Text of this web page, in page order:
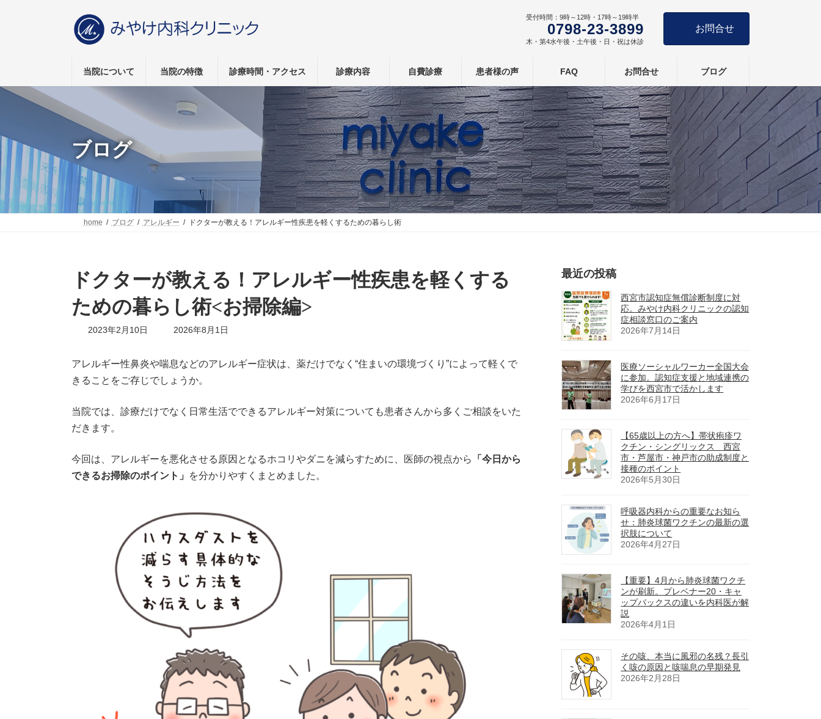
受付時間：9時～12時・17時～19時半
0798-23-3899
木・第4水午後・土午後・日・祝は休診
お問合せ
当院について 当院の特徴 診療時間・アクセス 診療内容 自費診療 患者様の声 FAQ お問合せ ブログ
ブログ
home ブログ アレルギー ドクターが教える！アレルギー性疾患を軽くするための暮らし術
ドクターが教える！アレルギー性疾患を軽くする
ための暮らし術<お掃除編>
2023年2月10日
最
新
時
2026年8月1日
アレルギー性鼻炎や喘息などのアレルギー症状は、薬だけでなく“住まいの環境づくり”によって軽くで
きることをご存じでしょうか。
当院では、診療だけでなく日常生活でできるアレルギー対策についても患者さんから多くご相談をいた
だきます。
今回は、アレルギーを悪化させる原因となるホコリやダニを減らすために、医師の視点から
「今日から
できるお掃除のポイント」
を分かりやすくまとめました。
最近の投稿
西宮市認知症無償診断制度に対
応。みやけ内科クリニックの認知
症相談窓口のご案内
2026年7月14日
医療ソーシャルワーカー全国大会
に参加。認知症支援と地域連携の
学びを西宮市で活かします
2026年6月17日
【65歳以上の方へ】帯状疱疹ワ
クチン・シングリックス 西宮
市・芦屋市・神戸市の助成制度と
接種のポイント
2026年5月30日
呼吸器内科からの重要なお知ら
せ：肺炎球菌ワクチンの最新の選
択肢について
2026年4月27日
​【重要】4月から肺炎球菌ワクチ
ンが刷新。プレベナー20・キャ
ップバックスの違いを内科医が解
説
2026年4月1日
その咳、本当に風邪の名残？長引
く咳の原因と咳喘息の早期発見
2026年2月28日